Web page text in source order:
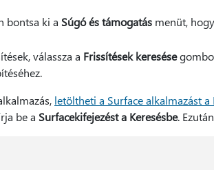
bontsa ki a Súgó és támogatás menüt,
válassza a Frissítések keresése
letöltheti a Surface alkalmazást
be a Surfacekifejezést a Keresésbe.